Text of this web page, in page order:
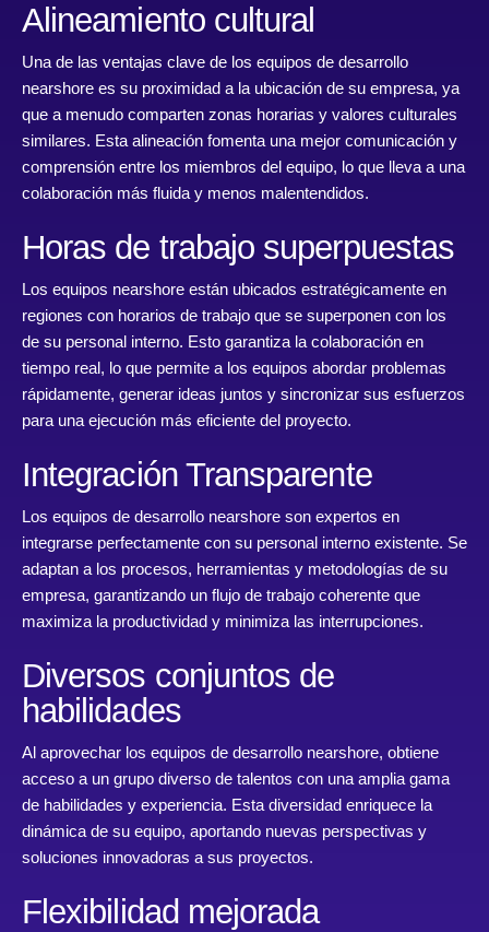
Alineamiento cultural
Una de las ventajas clave de los equipos de desarrollo
nearshore es su proximidad a la ubicación de su empresa, ya
que a menudo comparten zonas horarias y valores culturales
similares. Esta alineación fomenta una mejor comunicación y
comprensión entre los miembros del equipo, lo que lleva a una
colaboración más fluida y menos malentendidos.
Horas de trabajo superpuestas
Los equipos nearshore están ubicados estratégicamente en
regiones con horarios de trabajo que se superponen con los
de su personal interno. Esto garantiza la colaboración en
tiempo real, lo que permite a los equipos abordar problemas
rápidamente, generar ideas juntos y sincronizar sus esfuerzos
para una ejecución más eficiente del proyecto.
Integración Transparente
Los equipos de desarrollo nearshore son expertos en
integrarse perfectamente con su personal interno existente. Se
adaptan a los procesos, herramientas y metodologías de su
empresa, garantizando un flujo de trabajo coherente que
maximiza la productividad y minimiza las interrupciones.
Diversos conjuntos de
habilidades
Al aprovechar los equipos de desarrollo nearshore, obtiene
acceso a un grupo diverso de talentos con una amplia gama
de habilidades y experiencia. Esta diversidad enriquece la
dinámica de su equipo, aportando nuevas perspectivas y
soluciones innovadoras a sus proyectos.
Flexibilidad mejorada